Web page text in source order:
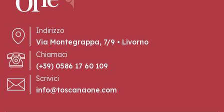
Indirizzo
Via Montegrappa, 7/9 • Livorno
Chiamaci
(+39) 0586 17 60 109
Scrivici
info@toscanaone.com